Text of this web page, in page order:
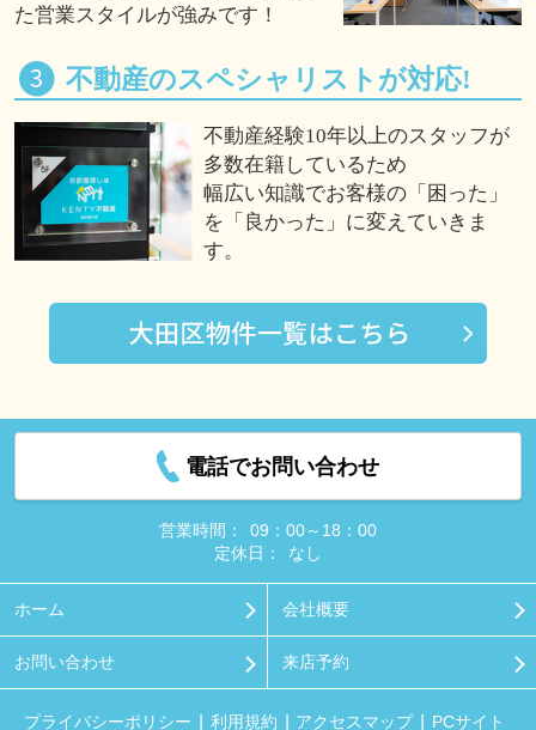
た営業スタイルが強みです！
不動産のスペシャリストが対応!
不動産経験10年以上のスタッフが
多数在籍しているため
幅広い知識でお客様の「困った」
を「良かった」に変えていきま
す。
電話でお問い合わせ
営業時間：
09：00～18：00
定休日：
なし
ホーム 会社概要
お問い合わせ 来店予約
プライバシーポリシー 利用規約 アクセスマップ PCサイト